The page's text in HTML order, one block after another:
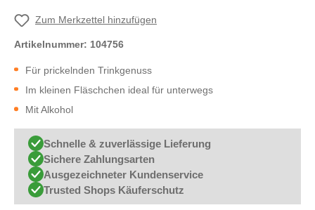
Zum Merkzettel hinzufügen
Artikelnummer: 104756
Für prickelnden Trinkgenuss
Im kleinen Fläschchen ideal für unterwegs
Mit Alkohol
Schnelle & zuverlässige Lieferung
Sichere Zahlungsarten
Ausgezeichneter Kundenservice
Trusted Shops Käuferschutz